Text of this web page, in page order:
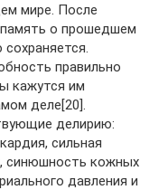
мире. После
о прошедшем
правильно
кажутся им
деле[20].
делирию:
сильная
синюшность кожных
давления и